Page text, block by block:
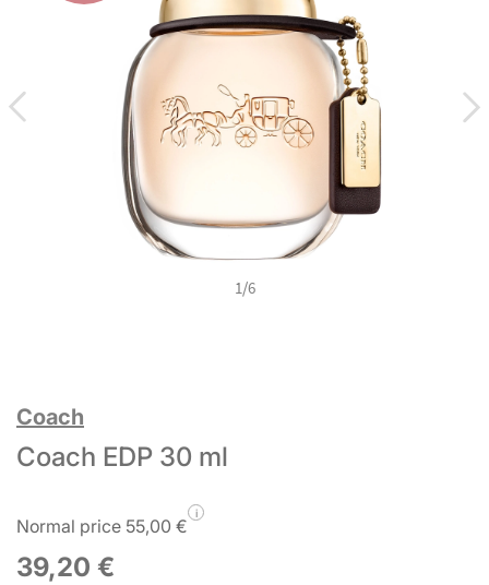
1/6
Coach
Coach EDP 30 ml
Normal price 55,00 €
i
39,20 €